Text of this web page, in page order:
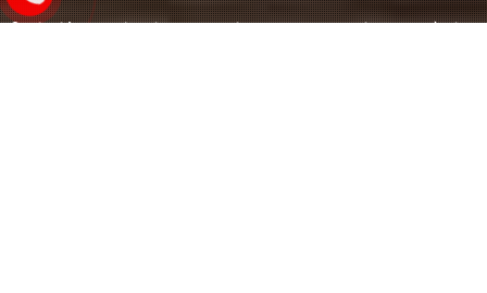
Địa chỉ: 229/5 Liên Khu 4-5 , P. Bình Hưng Hòa B, Q. Bình Tân, TP. Hồ Chí